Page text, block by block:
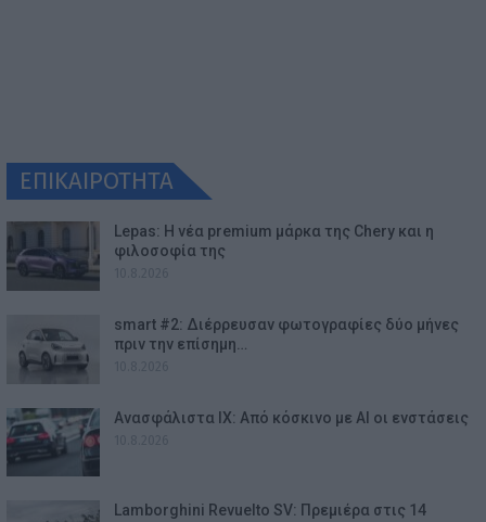
ΕΠΙΚΑΙΡΟΤΗΤΑ
Lepas: Η νέα premium μάρκα της Chery και η
φιλοσοφία της
smart #2: Διέρρευσαν φωτογραφίες δύο μήνες
πριν την επίσημη…
Ανασφάλιστα ΙΧ: Από κόσκινο με AI οι ενστάσεις
Lamborghini Revuelto SV: Πρεμιέρα στις 14